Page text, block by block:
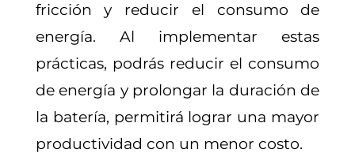
fricción y reducir el consumo de
energía. Al implementar estas
prácticas, podrás reducir el consumo
de energía y prolongar la duración de
la batería, permitirá lograr una mayor
productividad con un menor costo.